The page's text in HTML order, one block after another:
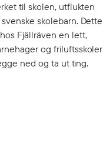
til skolen, utflukten
skolebarn. Dette
Fjällräven en lett,
og friluftsskoler
ned og ta ut ting.